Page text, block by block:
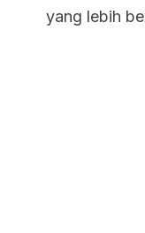
yang lebih